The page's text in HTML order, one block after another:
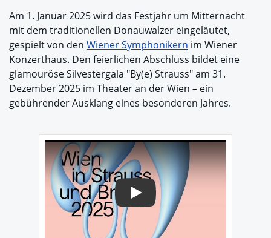
Am 1. Januar 2025 wird das Festjahr um Mitternacht
mit dem traditionellen Donauwalzer eingeläutet,
gespielt von den Wiener Symphonikern im Wiener
Konzerthaus. Den feierlichen Abschluss bildet eine
glamouröse Silvestergala "By(e) Strauss" am 31.
Dezember 2025 im Theater an der Wien – ein
gebührender Ausklang eines besonderen Jahres.
Play